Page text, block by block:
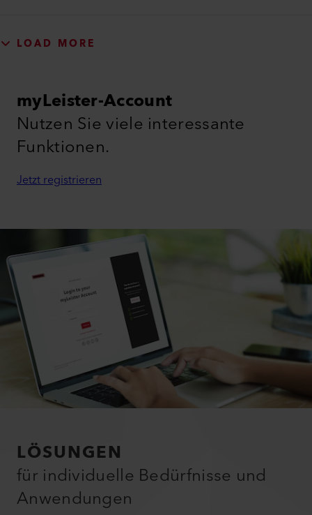
LOAD MORE
myLeister-Account
Nutzen Sie viele interessante
Funktionen.
Jetzt registrieren
LÖSUNGEN
für individuelle Bedürfnisse und
Anwendungen